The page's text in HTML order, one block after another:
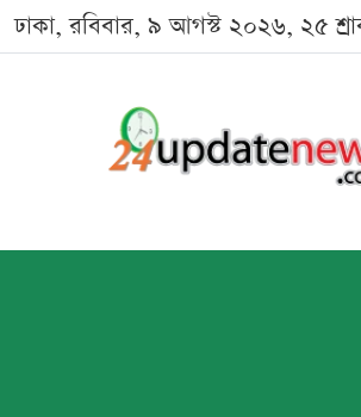
ঢাকা, রবিবার, ৯ আগস্ট ২০২৬, ২৫